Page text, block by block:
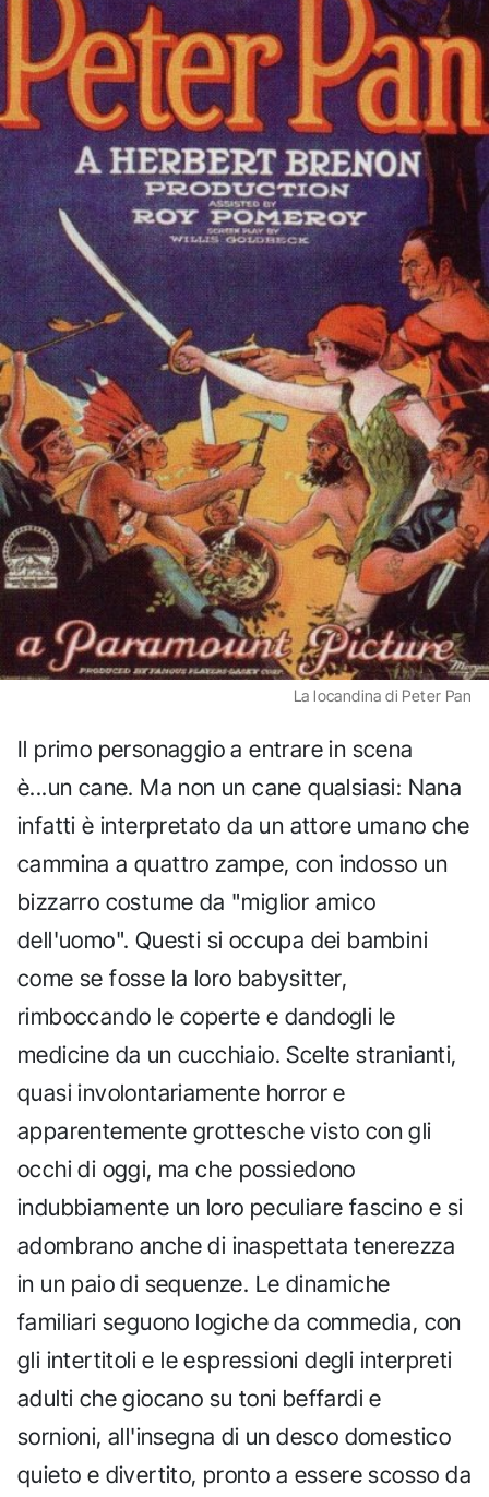
La locandina di Peter Pan
Il primo personaggio a entrare in scena
è...un cane. Ma non un cane qualsiasi: Nana
infatti è interpretato da un attore umano che
cammina a quattro zampe, con indosso un
bizzarro costume da "miglior amico
dell'uomo". Questi si occupa dei bambini
come se fosse la loro babysitter,
rimboccando le coperte e dandogli le
medicine da un cucchiaio. Scelte stranianti,
quasi involontariamente horror e
apparentemente grottesche visto con gli
occhi di oggi, ma che possiedono
indubbiamente un loro peculiare fascino e si
adombrano anche di inaspettata tenerezza
in un paio di sequenze. Le dinamiche
familiari seguono logiche da commedia, con
gli intertitoli e le espressioni degli interpreti
adulti che giocano su toni beffardi e
sornioni, all'insegna di un desco domestico
quieto e divertito, pronto a essere scosso da